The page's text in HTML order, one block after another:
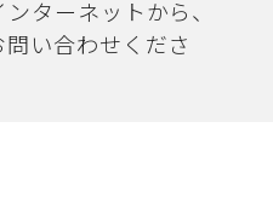
ターネットから、
い合わせくださ